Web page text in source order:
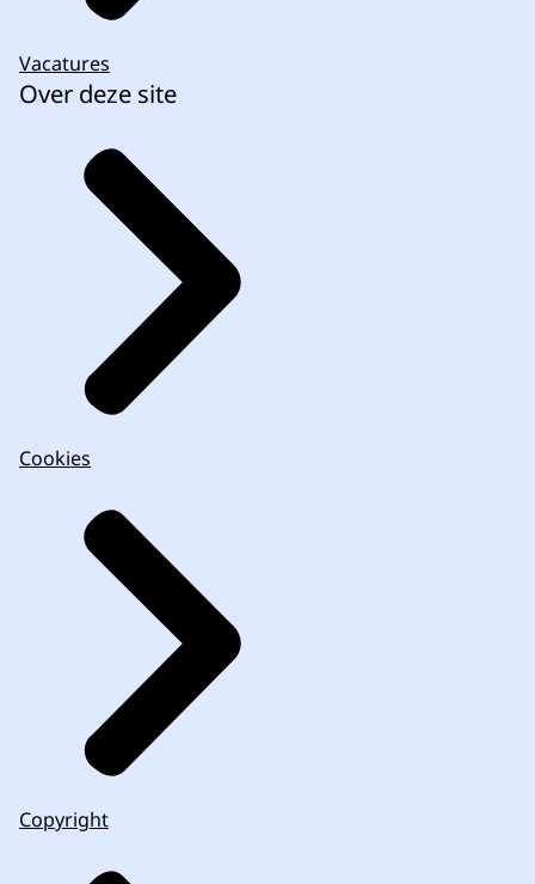
Vacatures
Over deze site
Cookies
Copyright